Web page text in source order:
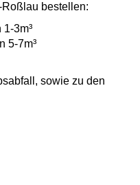
bestellen:
3m³
5-7m³
sowie zu den